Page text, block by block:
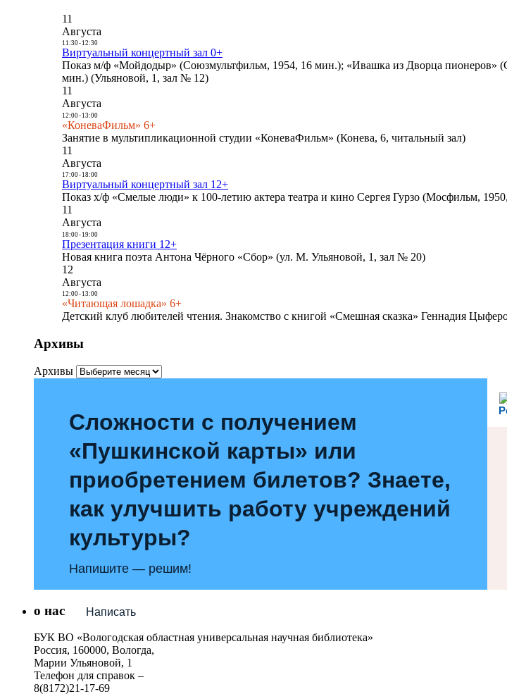
11
Августа
11:30- 12:30
Виртуальный концертный зал 0+
Показ м/ф «Мойдодыр» (Союзмультфильм, 1954, 16 мин.); «Ивашка из Дворца пионеров»
мин.) (Ульяновой, 1, зал № 12)
11
Августа
12:00- 13:00
«КоневаФильм» 6+
Занятие в мультипликационной студии «КоневаФильм» (Конева, 6, читальный зал)
11
Августа
17:00- 18:00
Виртуальный концертный зал 12+
Показ х/ф «Смелые люди» к 100-летию актера театра и кино Сергея Гурзо (Мосфильм,
11
Августа
18:00- 19:00
Презентация книги 12+
Новая книга поэта Антона Чёрного «Сбор» (ул. М. Ульяновой, 1, зал № 20)
12
Августа
12:00- 13:00
«Читающая лошадка» 6+
Детский клуб любителей чтения. Знакомство с книгой «Смешная сказка» Геннадия
Архивы
Архивы
Сложности с получением
«Пушкинской карты» или
приобретением билетов? Знаете,
как улучшить работу учреждений
культуры?
Напишите — решим!
Написать
о нас
БУК ВО «Вологодская областная универсальная научная библиотека»
Россия, 160000, Вологда,
Марии Ульяновой, 1
Телефон для справок –
8(8172)21-17-69